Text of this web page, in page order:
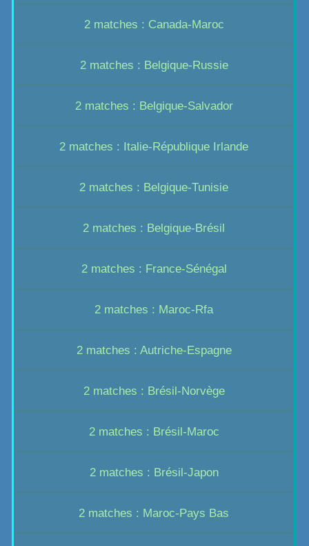
2 matches : Canada-Maroc
2 matches : Belgique-Russie
2 matches : Belgique-Salvador
2 matches : Italie-République Irlande
2 matches : Belgique-Tunisie
2 matches : Belgique-Brésil
2 matches : France-Sénégal
2 matches : Maroc-Rfa
2 matches : Autriche-Espagne
2 matches : Brésil-Norvège
2 matches : Brésil-Maroc
2 matches : Brésil-Japon
2 matches : Maroc-Pays Bas